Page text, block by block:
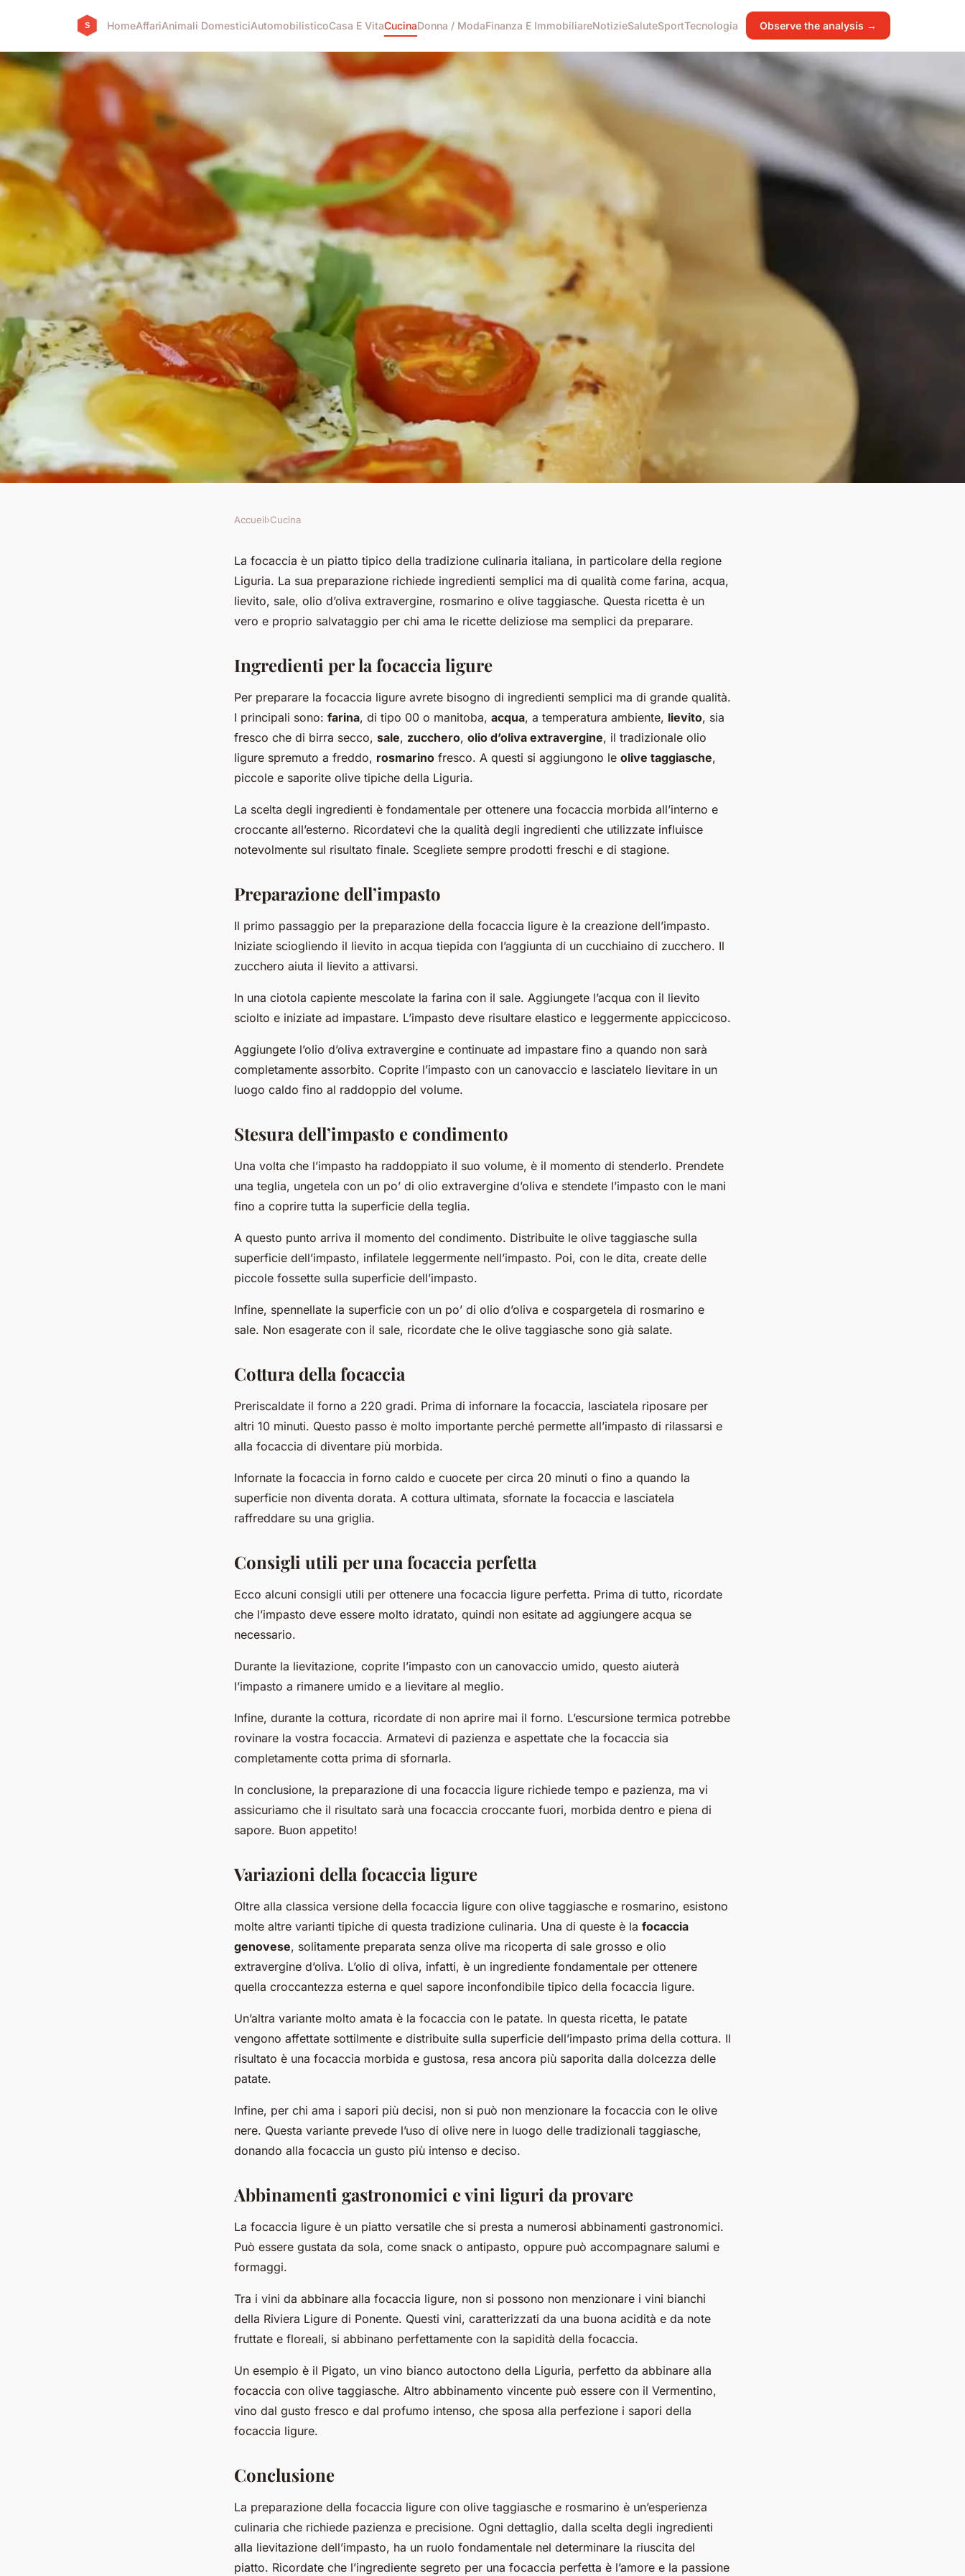
HomeAffariAnimali DomesticiAutomobilisticoCasa E VitaCucinaDonna / ModaFinanza E ImmobiliareNotizieSaluteSportTecnologia Observe the analysis →
Quali sono i passaggi per una focaccia
ligure con olive taggiasche e
Accueil›Cucina
La focaccia è un piatto tipico della tradizione culinaria italiana, in particolare della regione
Liguria. La sua preparazione richiede ingredienti semplici ma di qualità come farina, acqua,
lievito, sale, olio d’oliva extravergine, rosmarino e olive taggiasche. Questa ricetta è un
vero e proprio salvataggio per chi ama le ricette deliziose ma semplici da preparare.
Ingredienti per la focaccia ligure
Per preparare la focaccia ligure avrete bisogno di ingredienti semplici ma di grande qualità.
I principali sono: farina, di tipo 00 o manitoba, acqua, a temperatura ambiente, lievito, sia
fresco che di birra secco, sale, zucchero, olio d’oliva extravergine, il tradizionale olio
ligure spremuto a freddo, rosmarino fresco. A questi si aggiungono le olive taggiasche,
piccole e saporite olive tipiche della Liguria.
La scelta degli ingredienti è fondamentale per ottenere una focaccia morbida all’interno e
croccante all’esterno. Ricordatevi che la qualità degli ingredienti che utilizzate influisce
notevolmente sul risultato finale. Scegliete sempre prodotti freschi e di stagione.
Preparazione dell’impasto
Il primo passaggio per la preparazione della focaccia ligure è la creazione dell’impasto.
Iniziate sciogliendo il lievito in acqua tiepida con l’aggiunta di un cucchiaino di zucchero. Il
zucchero aiuta il lievito a attivarsi.
In una ciotola capiente mescolate la farina con il sale. Aggiungete l’acqua con il lievito
sciolto e iniziate ad impastare. L’impasto deve risultare elastico e leggermente appiccicoso.
Aggiungete l’olio d’oliva extravergine e continuate ad impastare fino a quando non sarà
completamente assorbito. Coprite l’impasto con un canovaccio e lasciatelo lievitare in un
luogo caldo fino al raddoppio del volume.
Stesura dell’impasto e condimento
Una volta che l’impasto ha raddoppiato il suo volume, è il momento di stenderlo. Prendete
una teglia, ungetela con un po’ di olio extravergine d’oliva e stendete l’impasto con le mani
fino a coprire tutta la superficie della teglia.
A questo punto arriva il momento del condimento. Distribuite le olive taggiasche sulla
superficie dell’impasto, infilatele leggermente nell’impasto. Poi, con le dita, create delle
piccole fossette sulla superficie dell’impasto.
Infine, spennellate la superficie con un po’ di olio d’oliva e cospargetela di rosmarino e
sale. Non esagerate con il sale, ricordate che le olive taggiasche sono già salate.
Cottura della focaccia
Preriscaldate il forno a 220 gradi. Prima di infornare la focaccia, lasciatela riposare per
altri 10 minuti. Questo passo è molto importante perché permette all’impasto di rilassarsi e
alla focaccia di diventare più morbida.
Infornate la focaccia in forno caldo e cuocete per circa 20 minuti o fino a quando la
superficie non diventa dorata. A cottura ultimata, sfornate la focaccia e lasciatela
raffreddare su una griglia.
Consigli utili per una focaccia perfetta
Ecco alcuni consigli utili per ottenere una focaccia ligure perfetta. Prima di tutto, ricordate
che l’impasto deve essere molto idratato, quindi non esitate ad aggiungere acqua se
necessario.
Durante la lievitazione, coprite l’impasto con un canovaccio umido, questo aiuterà
l’impasto a rimanere umido e a lievitare al meglio.
Infine, durante la cottura, ricordate di non aprire mai il forno. L’escursione termica potrebbe
rovinare la vostra focaccia. Armatevi di pazienza e aspettate che la focaccia sia
completamente cotta prima di sfornarla.
In conclusione, la preparazione di una focaccia ligure richiede tempo e pazienza, ma vi
assicuriamo che il risultato sarà una focaccia croccante fuori, morbida dentro e piena di
sapore. Buon appetito!
Variazioni della focaccia ligure
Oltre alla classica versione della focaccia ligure con olive taggiasche e rosmarino, esistono
molte altre varianti tipiche di questa tradizione culinaria. Una di queste è la focaccia
genovese, solitamente preparata senza olive ma ricoperta di sale grosso e olio
extravergine d’oliva. L’olio di oliva, infatti, è un ingrediente fondamentale per ottenere
quella croccantezza esterna e quel sapore inconfondibile tipico della focaccia ligure.
Un’altra variante molto amata è la focaccia con le patate. In questa ricetta, le patate
vengono affettate sottilmente e distribuite sulla superficie dell’impasto prima della cottura. Il
risultato è una focaccia morbida e gustosa, resa ancora più saporita dalla dolcezza delle
patate.
Infine, per chi ama i sapori più decisi, non si può non menzionare la focaccia con le olive
nere. Questa variante prevede l’uso di olive nere in luogo delle tradizionali taggiasche,
donando alla focaccia un gusto più intenso e deciso.
Abbinamenti gastronomici e vini liguri da provare
La focaccia ligure è un piatto versatile che si presta a numerosi abbinamenti gastronomici.
Può essere gustata da sola, come snack o antipasto, oppure può accompagnare salumi e
formaggi.
Tra i vini da abbinare alla focaccia ligure, non si possono non menzionare i vini bianchi
della Riviera Ligure di Ponente. Questi vini, caratterizzati da una buona acidità e da note
fruttate e floreali, si abbinano perfettamente con la sapidità della focaccia.
Un esempio è il Pigato, un vino bianco autoctono della Liguria, perfetto da abbinare alla
focaccia con olive taggiasche. Altro abbinamento vincente può essere con il Vermentino,
vino dal gusto fresco e dal profumo intenso, che sposa alla perfezione i sapori della
focaccia ligure.
Conclusione
La preparazione della focaccia ligure con olive taggiasche e rosmarino è un’esperienza
culinaria che richiede pazienza e precisione. Ogni dettaglio, dalla scelta degli ingredienti
alla lievitazione dell’impasto, ha un ruolo fondamentale nel determinare la riuscita del
piatto. Ricordate che l’ingrediente segreto per una focaccia perfetta è l’amore e la passione